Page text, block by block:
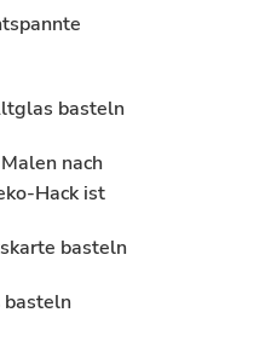
basteln
nach
Hack ist
basteln